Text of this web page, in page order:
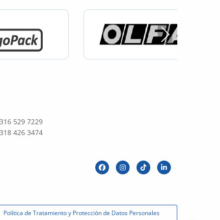
Next
529 7229
426 3474
Política de Tratamiento y Protección de Datos Personales